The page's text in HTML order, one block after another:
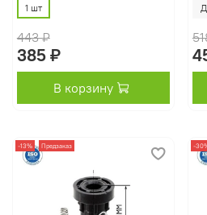
1 шт
443 ₽
385 ₽
В корзину
-13% Предзаказ -